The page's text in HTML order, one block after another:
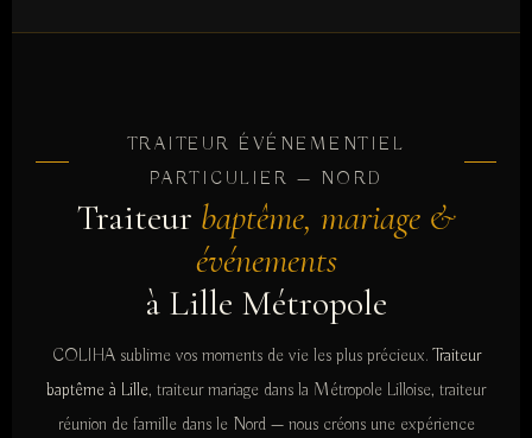
TRAITEUR ÉVÉNEMENTIEL
PARTICULIER — NORD
Traiteur baptême, mariage &
événements
à Lille Métropole
COLIHA sublime vos moments de vie les plus précieux.Traiteur
baptême à Lille, traiteur mariage dans la Métropole Lilloise, traiteur
réunion de famille dans le Nord — nous créons une expérience